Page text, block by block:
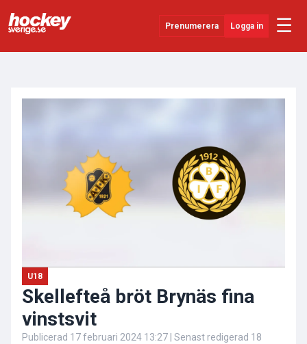
Prenumerera Logga in ☰
U18
Skellefteå bröt Brynäs fina
vinstsvit
Publicerad 17 februari 2024 13:27 | Senast redigerad 18